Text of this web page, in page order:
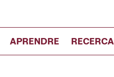
APRENDRE RECERCA